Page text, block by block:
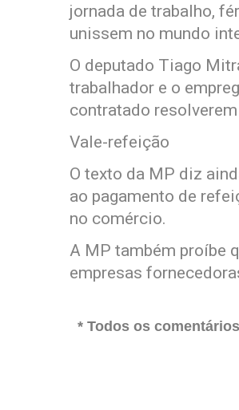
jornada de trabalho,
unissem no mundo
O deputado Tiago
trabalhador e o
contratado
Vale-refeição
O texto da MP diz
ao pagamento de
no comércio.
A MP também proíbe
empresas
* Todos os